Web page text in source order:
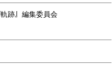
跡』編集委員会